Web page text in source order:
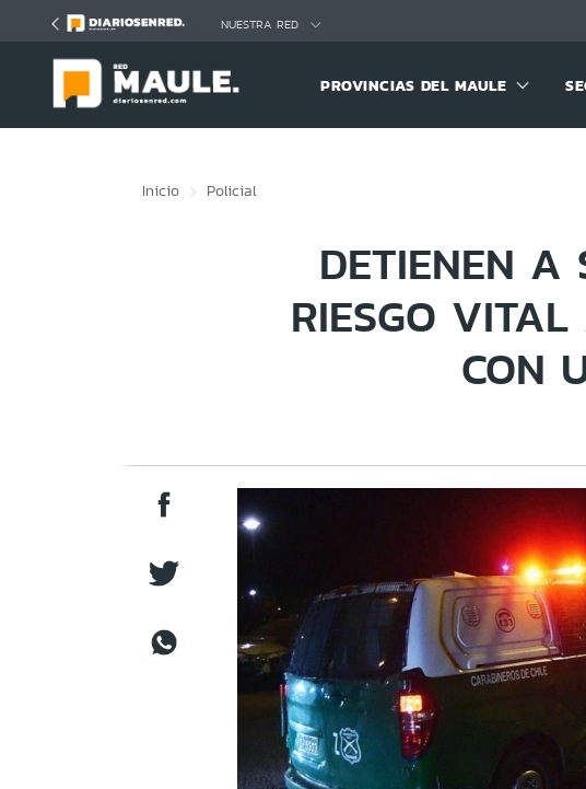
NUESTRA RED
PROVINCIAS DEL MAULE
Inicio Policial
DETIENEN A
RIESGO
CON